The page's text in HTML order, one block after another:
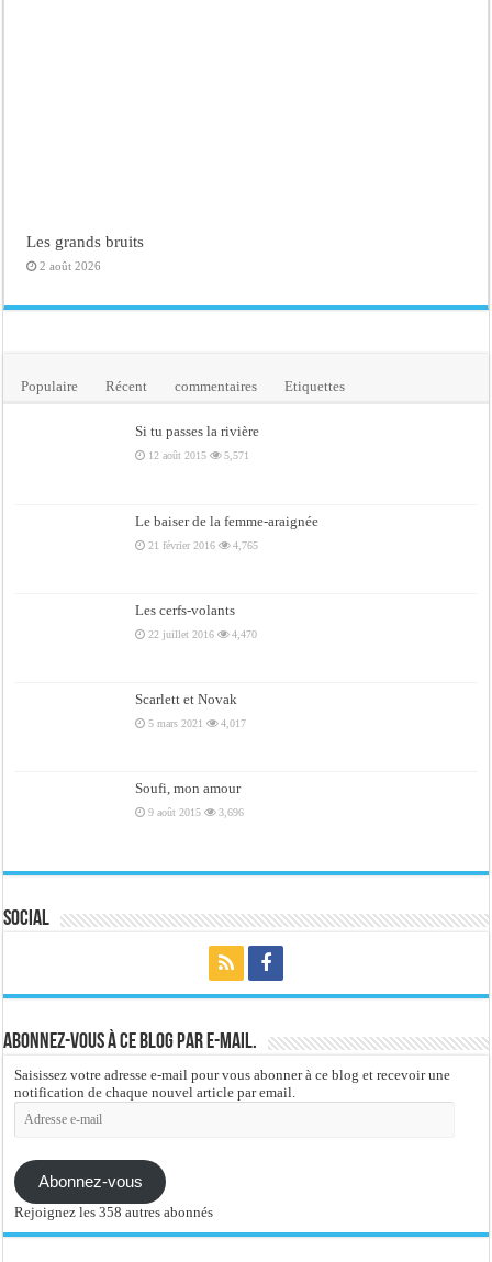
Les grands bruits
2 août 2026
Populaire Récent commentaires Etiquettes
Si tu passes la rivière
12 août 2015 5,571
Le baiser de la femme-araignée
21 février 2016 4,765
Les cerfs-volants
22 juillet 2016 4,470
Scarlett et Novak
5 mars 2021 4,017
Soufi, mon amour
9 août 2015 3,696
Social
Abonnez-vous à ce blog par e-mail.
Saisissez votre adresse e-mail pour vous abonner à ce blog et recevoir une
notification de chaque nouvel article par email.
Adresse
e-
Abonnez-vous
Rejoignez les 358 autres abonnés